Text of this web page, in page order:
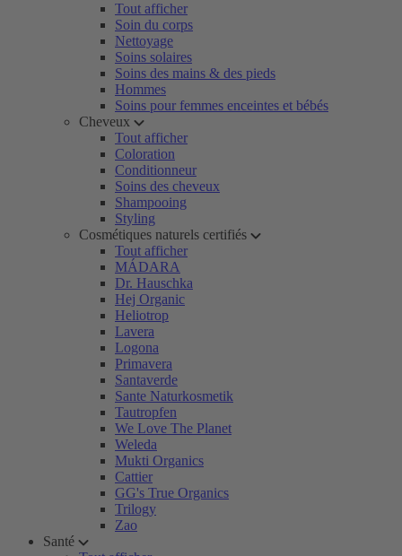
Tout afficher
Soin du corps
Nettoyage
Soins solaires
Soins des mains & des pieds
Hommes
Soins pour femmes enceintes et bébés
Cheveux
Tout afficher
Coloration
Conditionneur
Soins des cheveux
Shampooing
Styling
Cosmétiques naturels certifiés
Tout afficher
MÁDARA
Dr. Hauschka
Hej Organic
Heliotrop
Lavera
Logona
Primavera
Santaverde
Sante Naturkosmetik
Tautropfen
We Love The Planet
Weleda
Mukti Organics
Cattier
GG's True Organics
Trilogy
Zao
Santé